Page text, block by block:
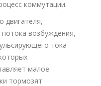
коммутации.
двигателя,
возбуждения,
тока
малое
тормозят